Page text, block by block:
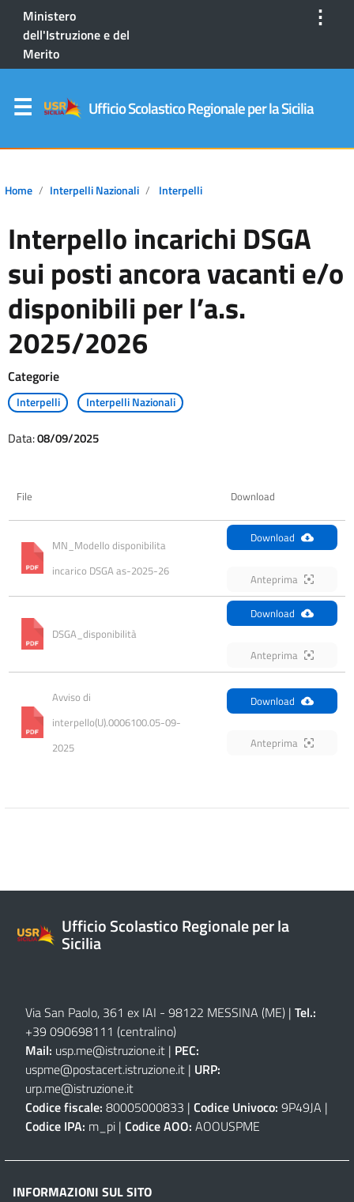
Ministero
dell'Istruzione e del
Merito
⋮
Ufficio Scolastico Regionale per la Sicilia
Home Interpelli Nazionali Interpelli
Interpello incarichi DSGA
sui posti ancora vacanti e/o
disponibili per l’a.s.
2025/2026
Categorie
Interpelli Interpelli Nazionali
Data:08/09/2025
File Download
MN_Modello disponibilita
incarico DSGA as-2025-26
Download
Anteprima
DSGA_disponibilità
Download
Anteprima
Avviso di
interpello(U).0006100.05-09-
2025
Download
Anteprima
Ufficio Scolastico Regionale per la
Sicilia
Via San Paolo, 361 ex IAI - 98122 MESSINA (ME) | Tel.:
+39 090698111 (centralino)
Mail: usp.me@istruzione.it | PEC:
uspme@postacert.istruzione.it | URP:
urp.me@istruzione.it
Codice fiscale: 80005000833 | Codice Univoco: 9P49JA |
Codice IPA: m_pi | Codice AOO: AOOUSPME
INFORMAZIONI SUL SITO